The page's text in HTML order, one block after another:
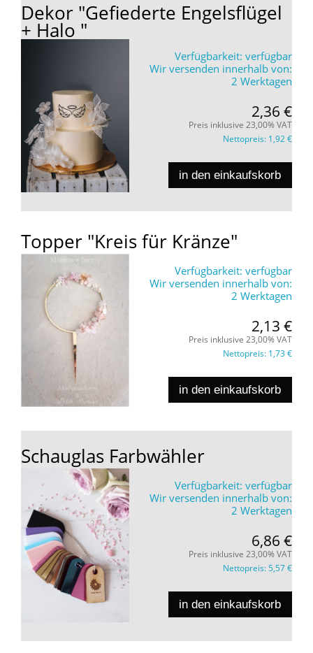
Dekor "Gefiederte Engelsflügel
+ Halo "
Verfügbarkeit: verfügbar
Wir versenden innerhalb von:
2 Werktagen
2,36 €
Preis inklusive 23,00% VAT
Nettopreis: 1,92 €
in den einkaufskorb
Topper "Kreis für Kränze"
Verfügbarkeit: verfügbar
Wir versenden innerhalb von:
2 Werktagen
2,13 €
Preis inklusive 23,00% VAT
Nettopreis: 1,73 €
in den einkaufskorb
Schauglas Farbwähler
Verfügbarkeit: verfügbar
Wir versenden innerhalb von:
2 Werktagen
6,86 €
Preis inklusive 23,00% VAT
Nettopreis:5,57 €
in den einkaufskorb